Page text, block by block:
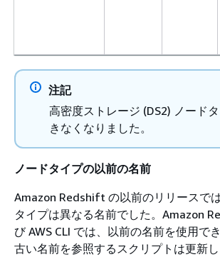
注記
高密度ストレージ (DS2) ノード
きなくなりました。
ノードタイプの以前の名前
Amazon Redshift の以前のリリースで
タイプは異なる名前でした。Amazon
び AWS CLI では、以前の名前を使用で
古い名前を参照するスクリプトは更新